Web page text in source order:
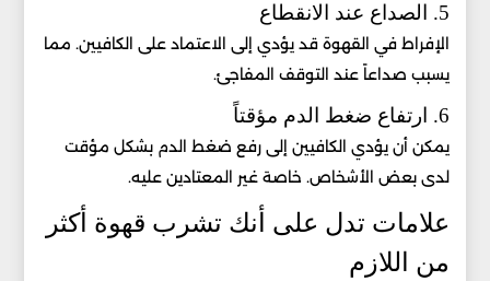
5. الصداع عند الانقطاع
الإفراط في القهوة قد يؤدي إلى الاعتماد على الكافيين. مما
يسبب صداعاً عند التوقف المفاجئ.
6. ارتفاع ضغط الدم مؤقتاً
يمكن أن يؤدي الكافيين إلى رفع ضغط الدم بشكل مؤقت
لدى بعض الأشخاص. خاصة غير المعتادين عليه.
علامات تدل على أنك تشرب قهوة أكثر
من اللازم